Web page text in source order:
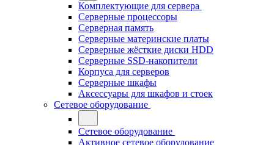
Комплектующие для сервера
Серверные процессоры
Серверная память
Серверные материнские платы
Серверные жёсткие диски HDD
Серверные SSD-накопители
Корпуса для серверов
Серверные шкафы
Аксессуары для шкафов и стоек
Сетевое оборудование
Сетевое оборудование
Активное сетевое оборудование